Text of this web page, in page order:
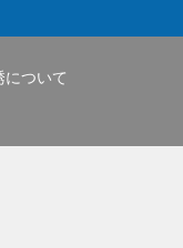
について